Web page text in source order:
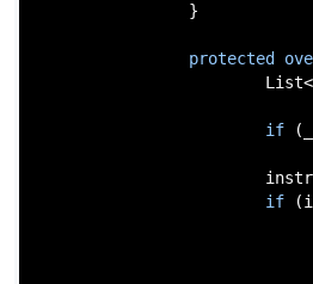
}
protected
if
instructions =
if